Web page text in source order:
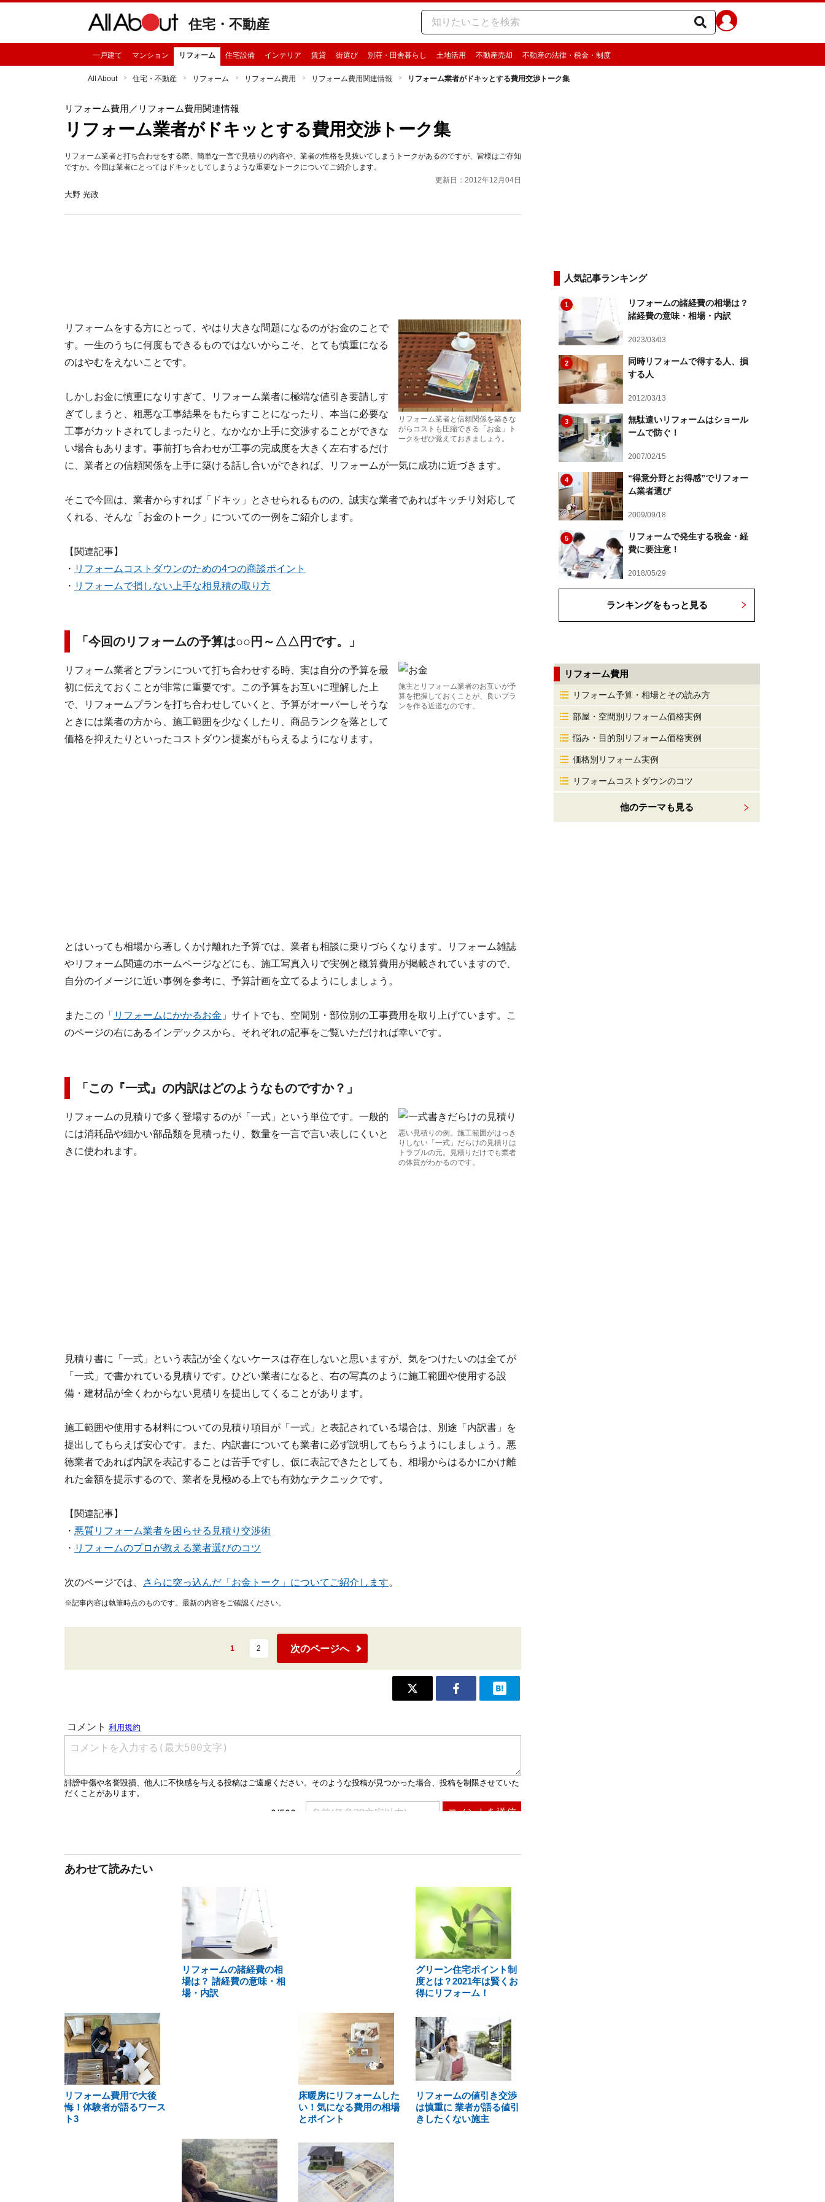
住宅・不動産
一戸建て マンション リフォーム 住宅設備 インテリア 賃貸 街選び 別荘・田舎暮らし 土地活用 不動産売却 不動産の法律・税金・制度
All About 住宅・不動産 リフォーム リフォーム費用 リフォーム費用関連情報 リフォーム業者がドキッとする費用交渉トーク集
リフォーム費用 ／リフォーム費用関連情報
リフォーム業者がドキッとする費用交渉トーク集
リフォーム業者と打ち合わせをする際、簡単な一言で見積りの内容や、業者の性格を見抜いてしまうトークがあるのですが、皆様はご存知
ですか。今回は業者にとってはドキッとしてしまうような重要なトークについてご紹介します。
更新日：2012年12月04日
大野 光政
リフォーム業者と信頼関係を築きな
がらコストも圧縮できる「お金」ト
ークをぜひ覚えておきましょう。
リフォームをする方にとって、やはり大きな問題になるのがお金のことで
す。一生のうちに何度もできるものではないからこそ、とても慎重になる
のはやむをえないことです。
しかしお金に慎重になりすぎて、リフォーム業者に極端な値引き要請しす
ぎてしまうと、粗悪な工事結果をもたらすことになったり、本当に必要な
工事がカットされてしまったりと、なかなか上手に交渉することができな
い場合もあります。事前打ち合わせが工事の完成度を大きく左右するだけ
に、業者との信頼関係を上手に築ける話し合いができれば、リフォームが一気に成功に近づきます。
そこで今回は、業者からすれば「ドキッ」とさせられるものの、誠実な業者であればキッチリ対応して
くれる、そんな「お金のトーク」についての一例をご紹介します。
【関連記事】
・ リフォームコストダウンのための4つの商談ポイント
・ リフォームで損しない上手な相見積の取り方
「今回のリフォームの予算は○○円～△△円です。」
施主とリフォーム業者のお互いが予
算を把握しておくことが、良いプラ
ンを作る近道なのです。
リフォーム業者とプランについて打ち合わせする時、実は自分の予算を最
初に伝えておくことが非常に重要です。この予算をお互いに理解した上
で、リフォームプランを打ち合わせしていくと、予算がオーバーしそうな
ときには業者の方から、施工範囲を少なくしたり、商品ランクを落として
価格を抑えたりといったコストダウン提案がもらえるようになります。
とはいっても相場から著しくかけ離れた予算では、業者も相談に乗りづらくなります。リフォーム雑誌
やリフォーム関連のホームページなどにも、施工写真入りで実例と概算費用が掲載されていますので、
自分のイメージに近い事例を参考に、予算計画を立てるようにしましょう。
またこの「 リフォームにかかるお金 」サイトでも、空間別・部位別の工事費用を取り上げています。こ
のページの右にあるインデックスから、それぞれの記事をご覧いただければ幸いです。
「この『一式』の内訳はどのようなものですか？」
悪い見積りの例。施工範囲がはっき
りしない「一式」だらけの見積りは
トラブルの元。見積りだけでも業者
の体質がわかるのです。
リフォームの見積りで多く登場するのが「一式」という単位です。一般的
には消耗品や細かい部品類を見積ったり、数量を一言で言い表しにくいと
きに使われます。
見積り書に「一式」という表記が全くないケースは存在しないと思いますが、気をつけたいのは全てが
「一式」で書かれている見積りです。ひどい業者になると、右の写真のように施工範囲や使用する設
備・建材品が全くわからない見積りを提出してくることがあります。
施工範囲や使用する材料についての見積り項目が「一式」と表記されている場合は、別途「内訳書」を
提出してもらえば安心です。また、内訳書についても業者に必ず説明してもらうようにしましょう。悪
徳業者であれば内訳を表記することは苦手ですし、仮に表記できたとしても、相場からはるかにかけ離
れた金額を提示するので、業者を見極める上でも有効なテクニックです。
【関連記事】
・ 悪質リフォーム業者を困らせる見積り交渉術
・ リフォームのプロが教える業者選びのコツ
次のページでは、 さらに突っ込んだ「お金トーク」についてご紹介します。
※記事内容は執筆時点のものです。最新の内容をご確認ください。
1 2 次のページへ
あわせて読みたい
リフォームの諸経費の相
場は？ 諸経費の意味・相
場・内訳
グリーン住宅ポイント制
度とは？2021年は賢くお
得にリフォーム！
リフォーム費用で大後
悔！体験者が語るワース
ト3
床暖房にリフォームした
い！気になる費用の相場
とポイント
リフォームの値引き交渉
は慎重に 業者が語る値引
きしたくない施主
人気記事ランキング
1
リフォームの諸経費の相場は？
諸経費の意味・相場・内訳
2023/03/03
2
同時リフォームで得する人、損
する人
2012/03/13
3
無駄遣いリフォームはショール
ームで防ぐ！
2007/02/15
4
“得意分野とお得感”でリフォー
ム業者選び
2009/09/18
5
リフォームで発生する税金・経
費に要注意！
2018/05/29
ランキングをもっと見る
リフォーム費用
リフォーム予算・相場とその読み方
部屋・空間別リフォーム価格実例
悩み・目的別リフォーム価格実例
価格別リフォーム実例
リフォームコストダウンのコツ
他のテーマも見る